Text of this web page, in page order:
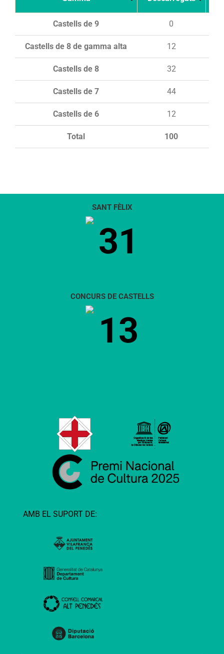
Total 100
Castells de 9 0
Castells de 8 de gamma alta 12
Castells de 8 32
Castells de 7 44
Castells de 6 12
SANT FÈLIX
31
CONCURS DE CASTELLS
13
AMB EL SUPORT DE: